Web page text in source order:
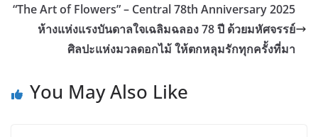
“The Art of Flowers” – Central 78th Anniversary 2025
ห้างแห่งแรงบันดาลใจเฉลิมฉลอง 78 ปี ด้วยมหัศจรรย์
ศิลปะแห่งมวลดอกไม้ ให้ตกหลุมรักทุกครั้งที่มา
You May Also Like